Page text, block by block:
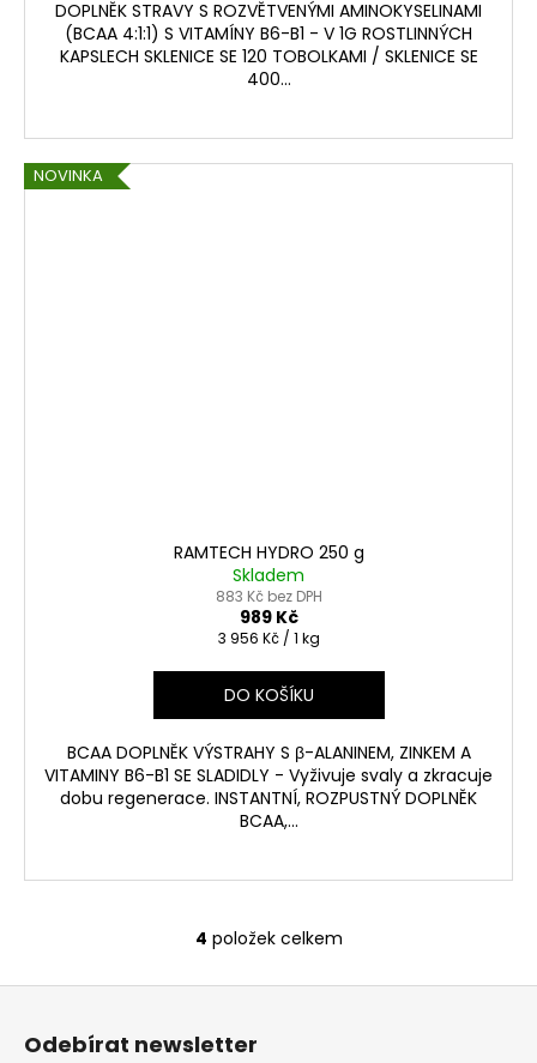
DOPLNĚK STRAVY S ROZVĚTVENÝMI AMINOKYSELINAMI
(BCAA 4:1:1) S VITAMÍNY B6-B1 - V 1G ROSTLINNÝCH
KAPSLECH SKLENICE SE 120 TOBOLKAMI / SKLENICE SE
400...
NOVINKA
RAMTECH HYDRO 250 g
Skladem
883 Kč bez DPH
989 Kč
Měrná
3 956 Kč / 1 kg
DO KOŠÍKU
BCAA DOPLNĚK VÝSTRAHY S β-ALANINEM, ZINKEM A
VITAMINY B6-B1 SE SLADIDLY - Vyživuje svaly a zkracuje
dobu regenerace. INSTANTNÍ, ROZPUSTNÝ DOPLNĚK
BCAA,...
O
v
4 položek celkem
Z
Odebírat newsletter